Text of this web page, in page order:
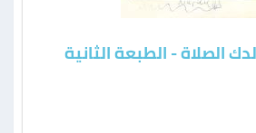
الصلاة - الطبعة الثانية